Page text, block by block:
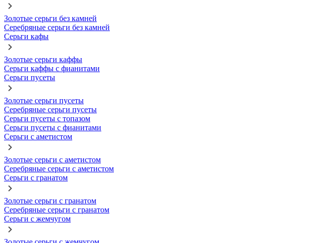
Золотые серьги без камней
Серебряные серьги без камней
Серьги кафы
Золотые серьги каффы
Серьги каффы с фианитами
Серьги пусеты
Золотые серьги пусеты
Серебряные серьги пусеты
Серьги пусеты с топазом
Серьги пусеты с фианитами
Серьги с аметистом
Золотые серьги с аметистом
Серебряные серьги с аметистом
Серьги с гранатом
Золотые серьги с гранатом
Серебряные серьги с гранатом
Серьги с жемчугом